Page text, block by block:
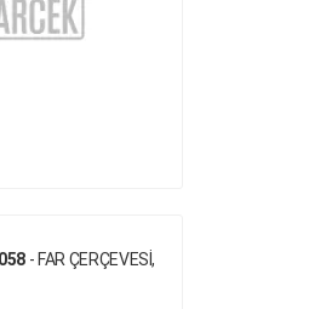
- FAR ÇERÇEVESİ,